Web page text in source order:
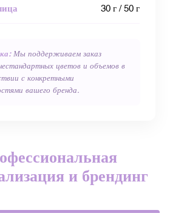
30 г / 50 г
Мы поддерживаем заказ
цветов и объемов в
с конкретными
вашего бренда.
и брендинг